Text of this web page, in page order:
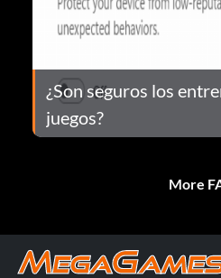
¿Son seguros los
juegos?
More